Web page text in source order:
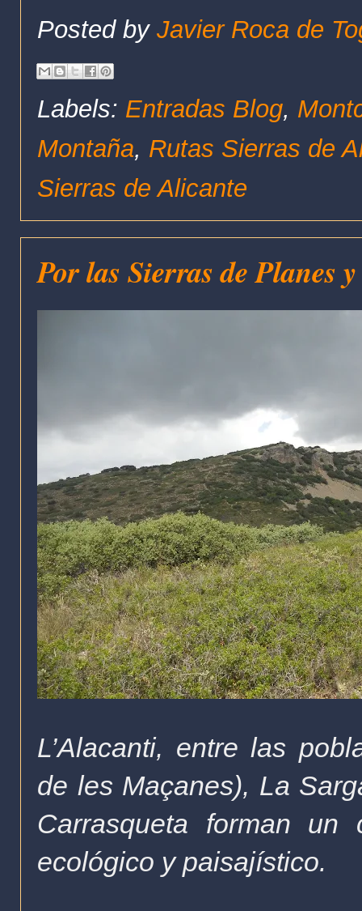
Posted by Javier Roca de
Labels: Entradas Blog,
Montaña, Rutas Sierras de
Sierras de Alicante
Por las Sierras de Planes
L’Alacanti, entre las
de les Maçanes), La
Carrasqueta forman un
ecológico y paisajístico.